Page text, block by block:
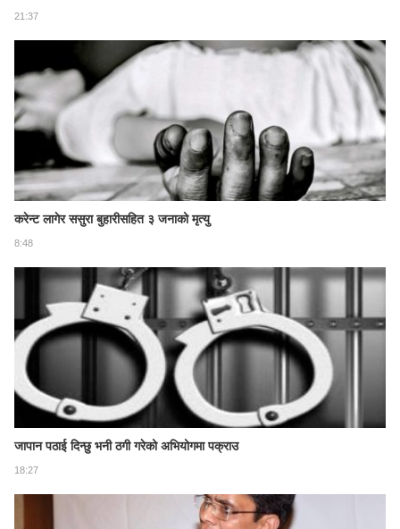
21:37
करेन्ट लागेर ससुरा बुहारीसहित ३ जनाको मृत्यु
8:48
जापान पठाई दिन्छु भनी ठगी गरेको अभियोगमा पक्राउ
18:27